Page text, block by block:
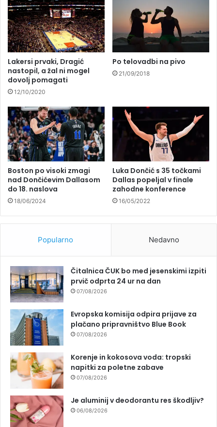
Lakersi prvaki, Dragić
nastopil, a žal ni mogel
dovolj pomagati
12/10/2020
Po telovadbi na pivo
21/09/2018
Boston po visoki zmagi
nad Dončićevim Dallasom
do 18. naslova
18/06/2024
Luka Dončić s 35 točkami
Dallas popeljal v finale
zahodne konference
16/05/2022
Popularno Nedavno
Čitalnica ČUK bo med jesenskimi izpiti
prvič odprta 24 ur na dan
07/08/2026
Evropska komisija odpira prijave za
plačano pripravništvo Blue Book
07/08/2026
Korenje in kokosova voda: tropski
napitki za poletne zabave
07/08/2026
Je aluminij v deodorantu res škodljiv?
06/08/2026